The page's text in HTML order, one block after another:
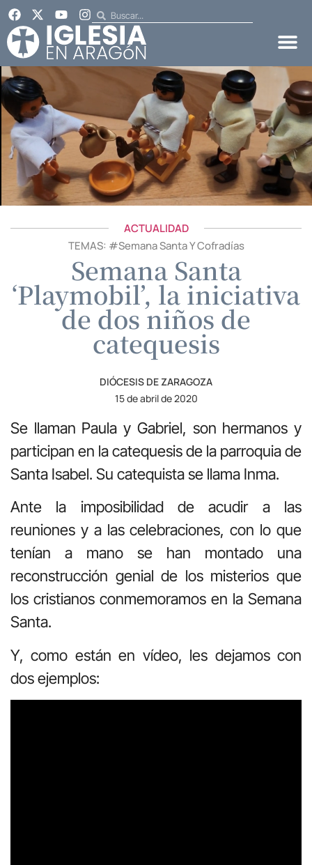
ACTUALIDAD
TEMAS: #Semana Santa Y Cofradías
Semana Santa
‘Playmobil’, la iniciativa
de dos niños de
catequesis
DIÓCESIS DE ZARAGOZA
15 de abril de 2020
Se llaman Paula y Gabriel, son hermanos y
participan en la catequesis de la parroquia de
Santa Isabel. Su catequista se llama Inma.
Ante la imposibilidad de acudir a las
reuniones y a las celebraciones, con lo que
tenían a mano se han montado una
reconstrucción genial de los misterios que
los cristianos conmemoramos en la Semana
Santa.
Y, como están en vídeo, les dejamos con
dos ejemplos: